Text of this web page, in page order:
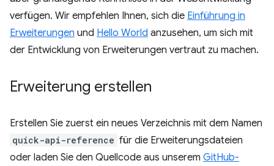
verfügen. Wir empfehlen Ihnen, sich die Einführung in
Erweiterungen und Hello World anzusehen, um sich mit
der Entwicklung von Erweiterungen vertraut zu machen.
Erweiterung erstellen
Erstellen Sie zuerst ein neues Verzeichnis mit dem Namen
quick-api-reference für die Erweiterungsdateien
oder laden Sie den Quellcode aus unserem GitHub-